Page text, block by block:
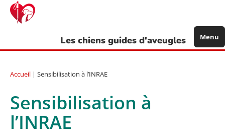
Aller
contenu
Les chiens guides d'aveugles Menu
Accueil | Sensibilisation à l’INRAE
Sensibilisation à
l’INRAE